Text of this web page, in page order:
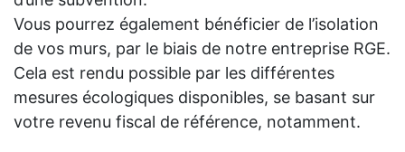
Vous pourrez également bénéficier de l’isolation
de vos murs, par le biais de notre entreprise RGE.
Cela est rendu possible par les différentes
mesures écologiques disponibles, se basant sur
votre revenu fiscal de référence, notamment.